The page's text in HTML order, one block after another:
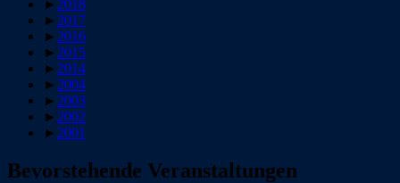
► 2018
► 2017
► 2016
► 2015
► 2014
► 2004
► 2003
► 2002
► 2001
Bevorstehende Veranstaltungen